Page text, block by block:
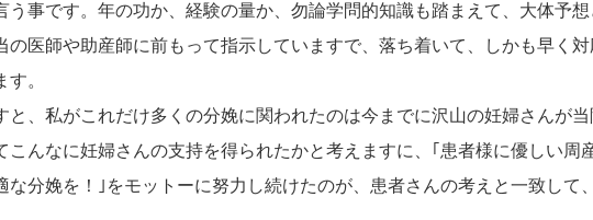
事です。年の功か、経験の量か、勿論学問的知識も踏まえて、大体予想
の医師や助産師に前もって指示していますで、落ち着いて、しかも早く対
。
と、私がこれだけ多くの分娩に関われたのは今までに沢山の妊婦さんが
こんなに妊婦さんの支持を得られたかと考えますに、｢患者様に優しい周
な分娩を！｣をモットーに努力し続けたのが、患者さんの考えと一致して